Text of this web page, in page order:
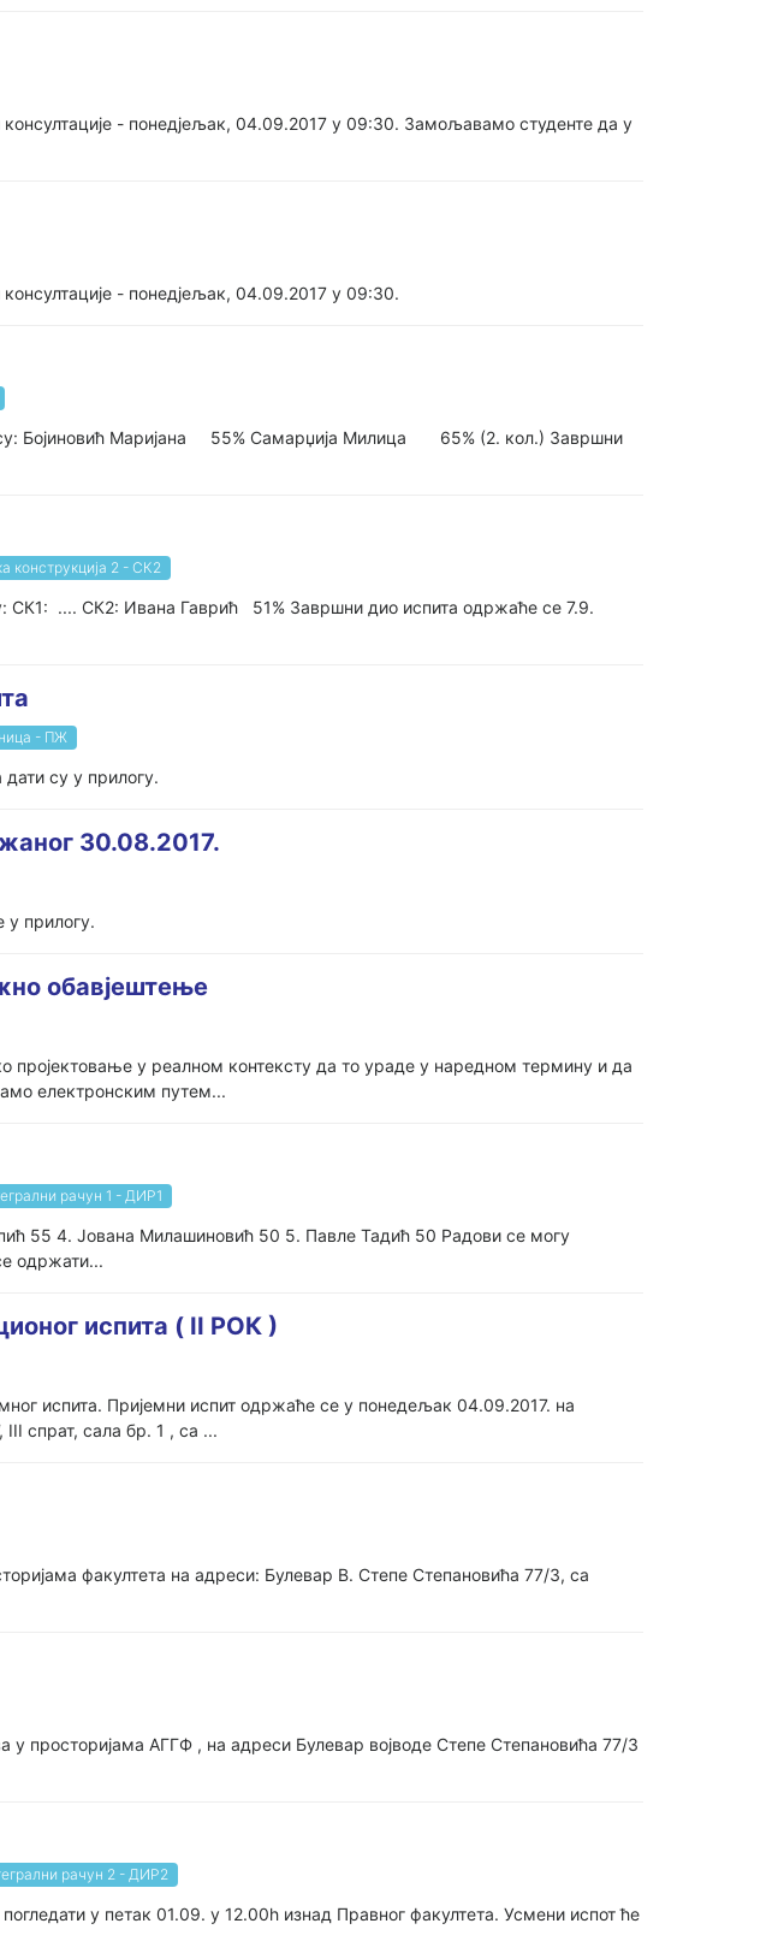
- понедјељак, 04.09.2017 у 09:30. Замољавамо студенте да у
- понедјељак, 04.09.2017 у 09:30.
Бојиновић Маријана 55% Самарџија Милица 65% (2. кол.) Завршни
конструкција 2 - СК2
СК1: .... СК2: Ивана Гаврић 51% Завршни дио испита одржаће се 7.9.
- ПЖ
су у прилогу.
30.08.2017.
у прилогу.
обавјештење
пројектовање у реалном контексту да то ураде у наредном термину и да
електронским путем...
рачун 1 - ДИР1
55 4. Јована Милашиновић 50 5. Павле Тадић 50 Радови се могу
одржати...
испита ( II РОК )
испита. Пријемни испит одржаће се у понедељак 04.09.2017. на
спрат, сала бр. 1 , са ...
факултета на адреси: Булевар В. Степе Степановића 77/3, са
просторијама АГГФ , на адреси Булевар војводе Степе Степановића 77/3
рачун 2 - ДИР2
у петак 01.09. у 12.00h изнад Правног факултета. Усмени испот ће